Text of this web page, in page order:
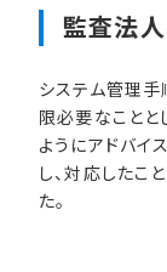
監査法
システム管理手
限必要なことと
ようにアドバイ
し、対応したこ
た。